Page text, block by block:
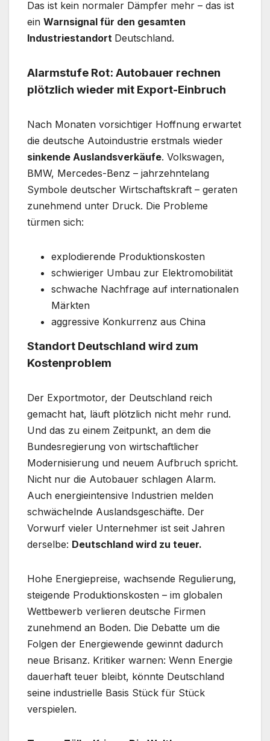
Das ist kein normaler Dämpfer mehr – das ist
ein Warnsignal für den gesamten
Industriestandort Deutschland.
Alarmstufe Rot: Autobauer rechnen
plötzlich wieder mit Export-Einbruch
Nach Monaten vorsichtiger Hoffnung erwartet
die deutsche Autoindustrie erstmals wieder
sinkende Auslandsverkäufe. Volkswagen,
BMW, Mercedes-Benz – jahrzehntelang
Symbole deutscher Wirtschaftskraft – geraten
zunehmend unter Druck. Die Probleme
türmen sich:
explodierende Produktionskosten
schwieriger Umbau zur Elektromobilität
schwache Nachfrage auf internationalen
Märkten
aggressive Konkurrenz aus China
Standort Deutschland wird zum
Kostenproblem
Der Exportmotor, der Deutschland reich
gemacht hat, läuft plötzlich nicht mehr rund.
Und das zu einem Zeitpunkt, an dem die
Bundesregierung von wirtschaftlicher
Modernisierung und neuem Aufbruch spricht.
Nicht nur die Autobauer schlagen Alarm.
Auch energieintensive Industrien melden
schwächelnde Auslandsgeschäfte. Der
Vorwurf vieler Unternehmer ist seit Jahren
derselbe: Deutschland wird zu teuer.
Hohe Energiepreise, wachsende Regulierung,
steigende Produktionskosten – im globalen
Wettbewerb verlieren deutsche Firmen
zunehmend an Boden. Die Debatte um die
Folgen der Energiewende gewinnt dadurch
neue Brisanz. Kritiker warnen: Wenn Energie
dauerhaft teuer bleibt, könnte Deutschland
seine industrielle Basis Stück für Stück
verspielen.